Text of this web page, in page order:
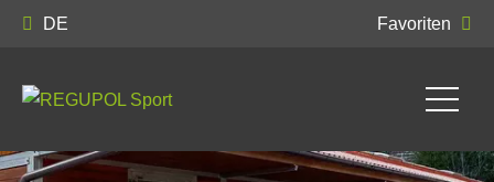
DE Favoriten